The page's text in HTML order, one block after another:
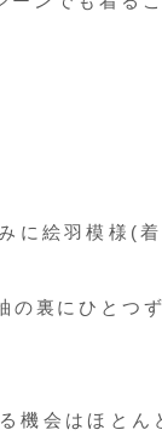
に絵羽模様(
の裏にひとつ
機会はほと